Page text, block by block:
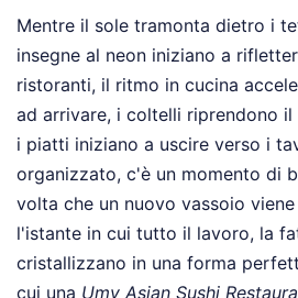
Mentre il sole tramonta dietro i
insegne al neon iniziano a
ristoranti, il ritmo in cucina
ad arrivare, i coltelli riprendono
i piatti iniziano a uscire verso i
organizzato, c'è un momento di
volta che un nuovo vassoio
l'istante in cui tutto il lavoro, la
cristallizzano in una forma
cui una Umy Asian Sushi